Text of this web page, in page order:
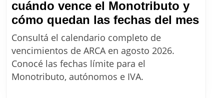
cuándo vence el Monotributo y
cómo quedan las fechas del mes
Consultá el calendario completo de
vencimientos de ARCA en agosto 2026.
Conocé las fechas límite para el
Monotributo, autónomos e IVA.